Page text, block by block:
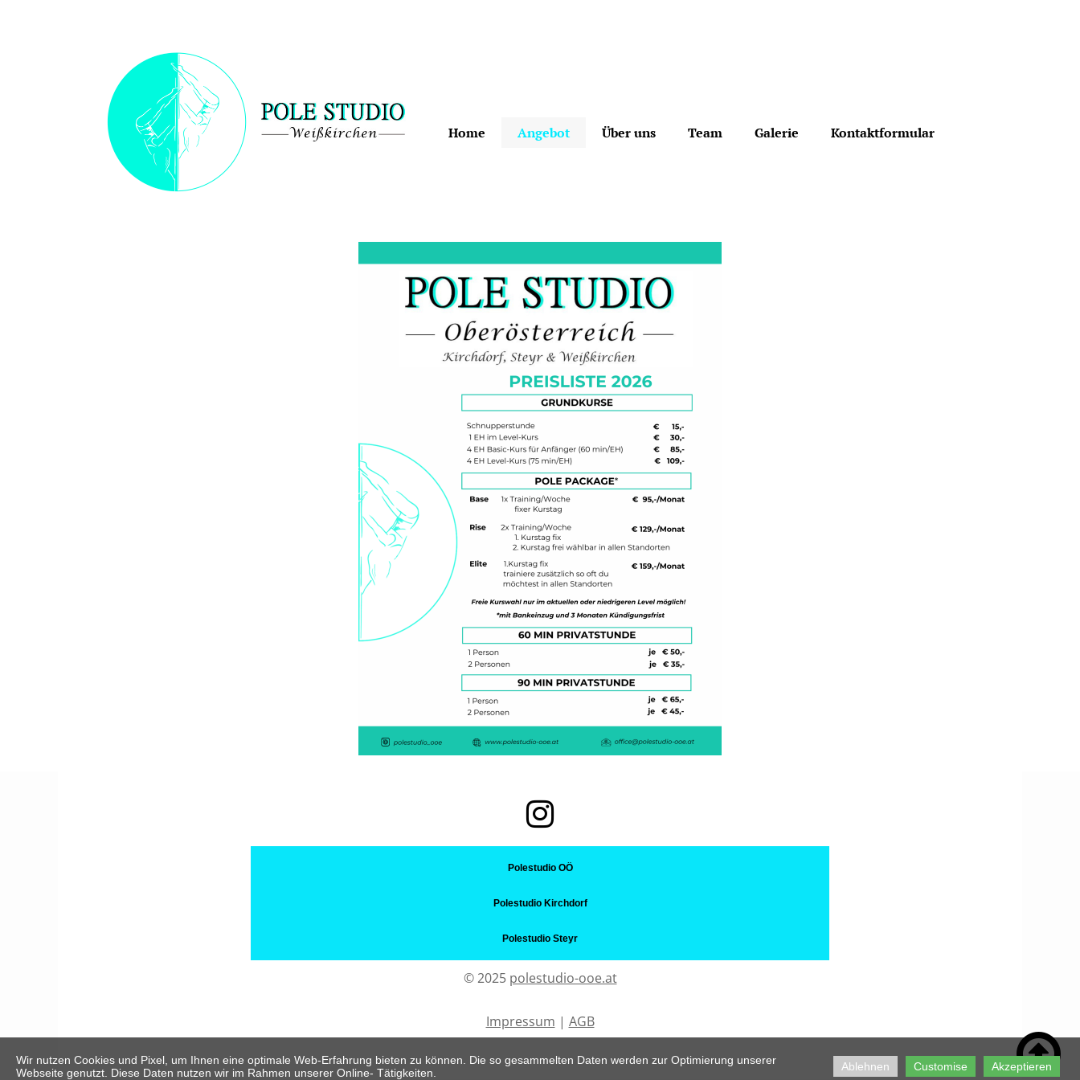
Home Angebot Über uns Team Galerie Kontaktformular


Polestudio OÖ
Polestudio Kirchdorf
Polestudio Steyr
© 2025 polestudio-ooe.at
Impressum | AGB
Wir nutzen Cookies und Pixel, um Ihnen eine optimale Web-Erfahrung bieten zu können. Die so gesammelten Daten werden zur Optimierung unserer
Webseite genutzt. Diese Daten nutzen wir im Rahmen unserer Online- Tätigkeiten.
Ablehnen Customise Akzeptieren